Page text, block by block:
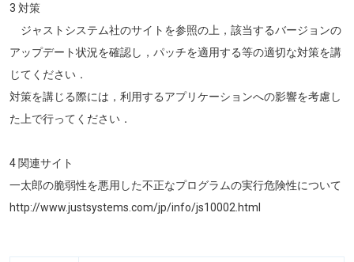
3 対策
ジャストシステム社のサイトを参照の上，該当するバージョンの
アップデート状況を確認し，パッチを適用する等の適切な対策を講
じてください．
対策を講じる際には，利用するアプリケーションへの影響を考慮し
た上で行ってください．
4 関連サイト
一太郎の脆弱性を悪用した不正なプログラムの実行危険性について
http://www.justsystems.com/jp/info/js10002.html